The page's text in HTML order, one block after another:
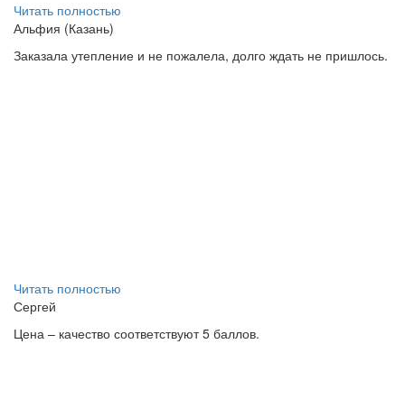
Читать полностью
Альфия (Казань)
Заказала утепление и не пожалела, долго ждать не пришлось.
Читать полностью
Сергей
Цена – качество соответствуют 5 баллов.